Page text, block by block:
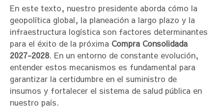
En este texto, nuestro presidente aborda cómo la
geopolítica global, la planeación a largo plazo y la
infraestructura logística son factores determinantes
para el éxito de la próxima Compra Consolidada
2027-2028. En un entorno de constante evolución,
entender estos mecanismos es fundamental para
garantizar la certidumbre en el suministro de
insumos y fortalecer el sistema de salud pública en
nuestro país.